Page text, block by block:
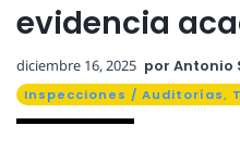
evidencia
diciembre 16, 2025 por Antonio
Inspecciones / Auditorías ,